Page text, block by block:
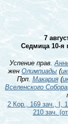
7
Седмица 10-я
Успение прав.
жен Олимпиады (
Прп.Макария(
Вселенского Собора
2 Кор., 169 зач., I,
210 зач.